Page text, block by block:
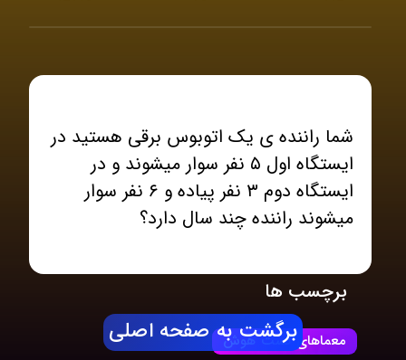
شما راننده ی یک اتوبوس برقی هستید در
ایستگاه اول ۵ نفر سوار میشوند و در
ایستگاه دوم ۳ نفر پیاده و ۶ نفر سوار
میشوند راننده چند سال دارد؟
برچسب ها
معماهای تست هوش
برگشت به صفحه اصلی